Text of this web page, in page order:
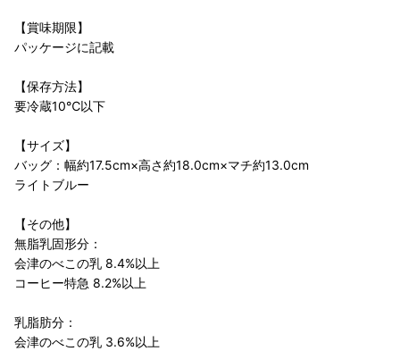
【賞味期限】
パッケージに記載
【保存方法】
要冷蔵10℃以下
【サイズ】
バッグ：幅約17.5cm×高さ約18.0cm×マチ約13.0cm
ライトブルー
【その他】
無脂乳固形分：
会津のべこの乳 8.4%以上
コーヒー特急 8.2%以上
乳脂肪分：
会津のべこの乳 3.6%以上